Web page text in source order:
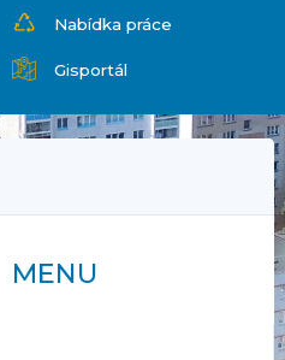
Nabídka práce
Gisportál
MENU